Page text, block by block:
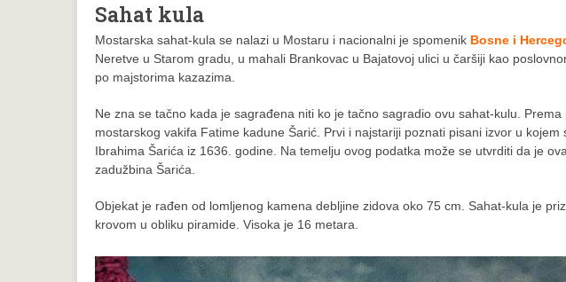
Sahat kula
Mostarska sahat-kula se nalazi u Mostaru i nacionalni je spomenik Bosne i
Neretve u Starom gradu, u mahali Brankovac u Bajatovoj ulici u čaršiji kao
po majstorima kazazima.
Ne zna se tačno kada je sagrađena niti ko je tačno sagradio ovu sahat-kulu.
mostarskog vakifa Fatime kadune Šarić. Prvi i najstariji poznati pisani izvor u
Ibrahima Šarića iz 1636. godine. Na temelju ovog podatka može se utvrditi da je
zadužbina Šarića.
Objekat je rađen od lomljenog kamena debljine zidova oko 75 cm. Sahat-kula je
krovom u obliku piramide. Visoka je 16 metara.